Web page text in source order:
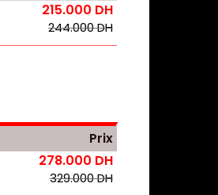
215.000 DH
244.000 DH
Prix
278.000 DH
329.000 DH